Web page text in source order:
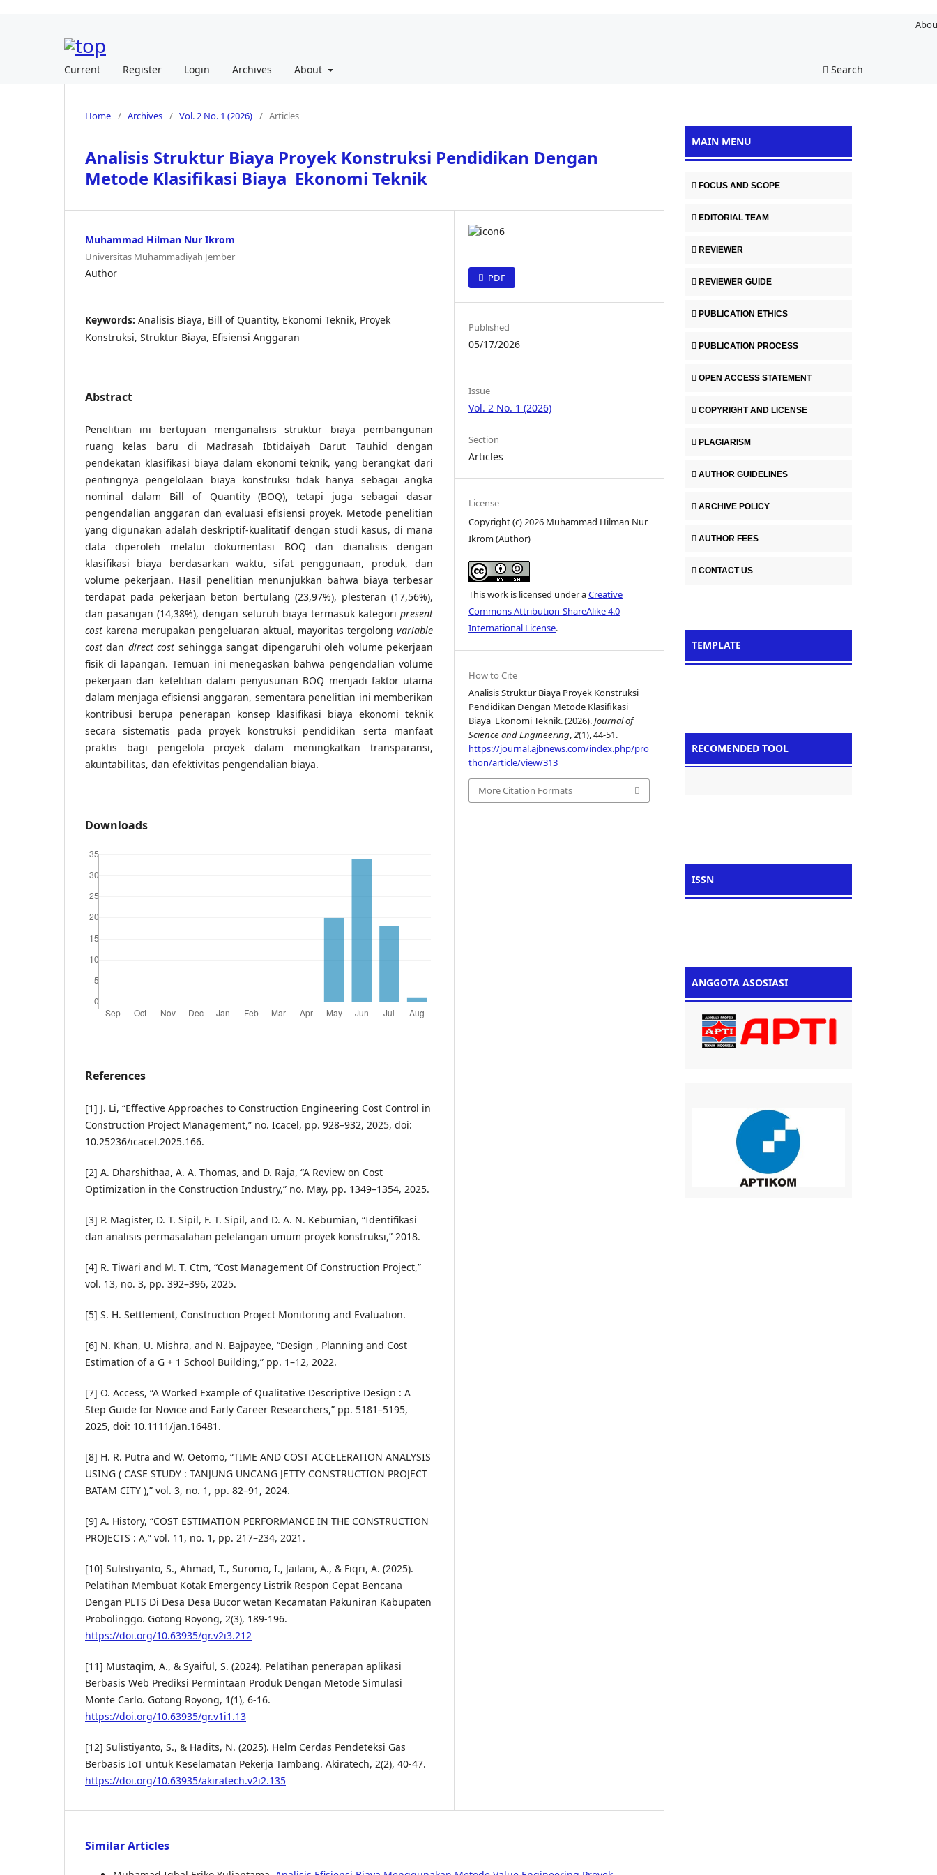
Current Register Login Archives About Search
Home / Archives / Vol. 2 No. 1 (2026) / Articles
Analisis Struktur Biaya Proyek Konstruksi Pendidikan Dengan
Metode Klasifikasi Biaya Ekonomi Teknik
Muhammad Hilman Nur Ikrom
Universitas Muhammadiyah Jember
Author
Keywords: Analisis Biaya, Bill of Quantity, Ekonomi Teknik, Proyek
Konstruksi, Struktur Biaya, Efisiensi Anggaran
Abstract
Penelitian ini bertujuan menganalisis struktur biaya pembangunan
ruang kelas baru di Madrasah Ibtidaiyah Darut Tauhid dengan
pendekatan klasifikasi biaya dalam ekonomi teknik, yang berangkat dari
pentingnya pengelolaan biaya konstruksi tidak hanya sebagai angka
nominal dalam Bill of Quantity (BOQ), tetapi juga sebagai dasar
pengendalian anggaran dan evaluasi efisiensi proyek. Metode penelitian
yang digunakan adalah deskriptif-kualitatif dengan studi kasus, di mana
data diperoleh melalui dokumentasi BOQ dan dianalisis dengan
klasifikasi biaya berdasarkan waktu, sifat penggunaan, produk, dan
volume pekerjaan. Hasil penelitian menunjukkan bahwa biaya terbesar
terdapat pada pekerjaan beton bertulang (23,97%), plesteran (17,56%),
dan pasangan (14,38%), dengan seluruh biaya termasuk kategori present
cost karena merupakan pengeluaran aktual, mayoritas tergolong variable
cost dan direct cost sehingga sangat dipengaruhi oleh volume pekerjaan
fisik di lapangan. Temuan ini menegaskan bahwa pengendalian volume
pekerjaan dan ketelitian dalam penyusunan BOQ menjadi faktor utama
dalam menjaga efisiensi anggaran, sementara penelitian ini memberikan
kontribusi berupa penerapan konsep klasifikasi biaya ekonomi teknik
secara sistematis pada proyek konstruksi pendidikan serta manfaat
praktis bagi pengelola proyek dalam meningkatkan transparansi,
akuntabilitas, dan efektivitas pengendalian biaya.
Downloads
References
[1] J. Li, “Effective Approaches to Construction Engineering Cost Control in
Construction Project Management,” no. Icacel, pp. 928–932, 2025, doi:
10.25236/icacel.2025.166.
[2] A. Dharshithaa, A. A. Thomas, and D. Raja, “A Review on Cost
Optimization in the Construction Industry,” no. May, pp. 1349–1354, 2025.
[3] P. Magister, D. T. Sipil, F. T. Sipil, and D. A. N. Kebumian, “Identifikasi
dan analisis permasalahan pelelangan umum proyek konstruksi,” 2018.
[4] R. Tiwari and M. T. Ctm, “Cost Management Of Construction Project,”
vol. 13, no. 3, pp. 392–396, 2025.
[5] S. H. Settlement, Construction Project Monitoring and Evaluation.
[6] N. Khan, U. Mishra, and N. Bajpayee, “Design , Planning and Cost
Estimation of a G + 1 School Building,” pp. 1–12, 2022.
[7] O. Access, “A Worked Example of Qualitative Descriptive Design : A
Step Guide for Novice and Early Career Researchers,” pp. 5181–5195,
2025, doi: 10.1111/jan.16481.
[8] H. R. Putra and W. Oetomo, “TIME AND COST ACCELERATION ANALYSIS
USING ( CASE STUDY : TANJUNG UNCANG JETTY CONSTRUCTION PROJECT
BATAM CITY ),” vol. 3, no. 1, pp. 82–91, 2024.
[9] A. History, “COST ESTIMATION PERFORMANCE IN THE CONSTRUCTION
PROJECTS : A,” vol. 11, no. 1, pp. 217–234, 2021.
[10] Sulistiyanto, S., Ahmad, T., Suromo, I., Jailani, A., & Fiqri, A. (2025).
Pelatihan Membuat Kotak Emergency Listrik Respon Cepat Bencana
Dengan PLTS Di Desa Desa Bucor wetan Kecamatan Pakuniran Kabupaten
Probolinggo. Gotong Royong, 2(3), 189-196.
https://doi.org/10.63935/gr.v2i3.212
[11] Mustaqim, A., & Syaiful, S. (2024). Pelatihan penerapan aplikasi
Berbasis Web Prediksi Permintaan Produk Dengan Metode Simulasi
Monte Carlo. Gotong Royong, 1(1), 6-16.
https://doi.org/10.63935/gr.v1i1.13
[12] Sulistiyanto, S., & Hadits, N. (2025). Helm Cerdas Pendeteksi Gas
Berbasis IoT untuk Keselamatan Pekerja Tambang. Akiratech, 2(2), 40-47.
https://doi.org/10.63935/akiratech.v2i2.135
PDF
Published
05/17/2026
Issue
Vol. 2 No. 1 (2026)
Section
Articles
License
Copyright (c) 2026 Muhammad Hilman Nur
Ikrom (Author)
This work is licensed under aCreative
Commons Attribution-ShareAlike 4.0
International License.
How to Cite
Analisis Struktur Biaya Proyek Konstruksi
Pendidikan Dengan Metode Klasifikasi
Biaya Ekonomi Teknik. (2026).Journal of
Science and Engineering,2(1), 44-51.
https://journal.ajbnews.com/index.php/pro
thon/article/view/313
More Citation Formats
Similar Articles
MAIN MENU
FOCUS AND SCOPE
EDITORIAL TEAM
REVIEWER
REVIEWER GUIDE
PUBLICATION ETHICS
PUBLICATION PROCESS
OPEN ACCESS STATEMENT
COPYRIGHT AND LICENSE
PLAGIARISM
AUTHOR GUIDELINES
ARCHIVE POLICY
AUTHOR FEES
CONTACT US
TEMPLATE
RECOMENDED TOOL
ISSN
ANGGOTA ASOSIASI